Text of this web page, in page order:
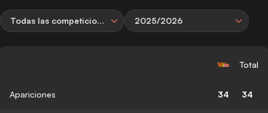
Todas las competiciones 2025/2026
Total
Apariciones 34 34